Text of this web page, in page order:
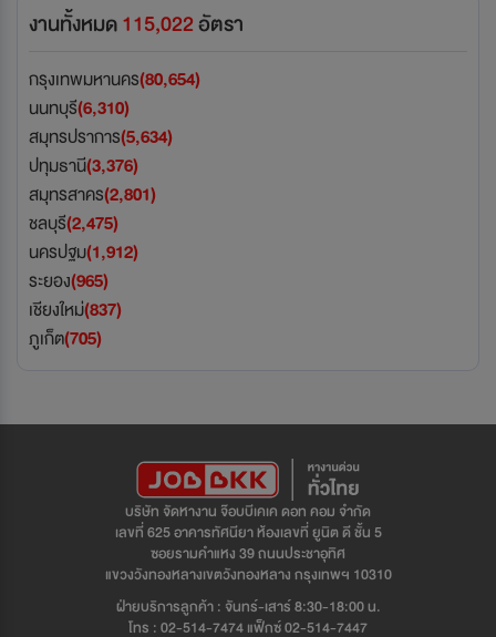
งานทั้งหมด115,022อัตรา
กรุงเทพมหานคร(80,654)
นนทบุรี(6,310)
สมุทรปราการ(5,634)
ปทุมธานี(3,376)
สมุทรสาคร(2,801)
ชลบุรี(2,475)
นครปฐม(1,912)
ระยอง(965)
เชียงใหม่(837)
ภูเก็ต(705)
บริษัท จัดหางาน จ๊อบบีเคเค ดอท คอม จำกัด
เลขที่ 625 อาคารทัศนียา ห้องเลขที่ ยูนิต ดี ชั้น 5
ซอยรามคำแหง 39 ถนนประชาอุทิศ
แขวงวังทองหลางเขตวังทองหลาง กรุงเทพฯ 10310
ฝ่ายบริการลูกค้า : จันทร์-เสาร์ 8:30-18:00 น.
โทร : 02-514-7474 แฟ็กซ์ 02-514-7447